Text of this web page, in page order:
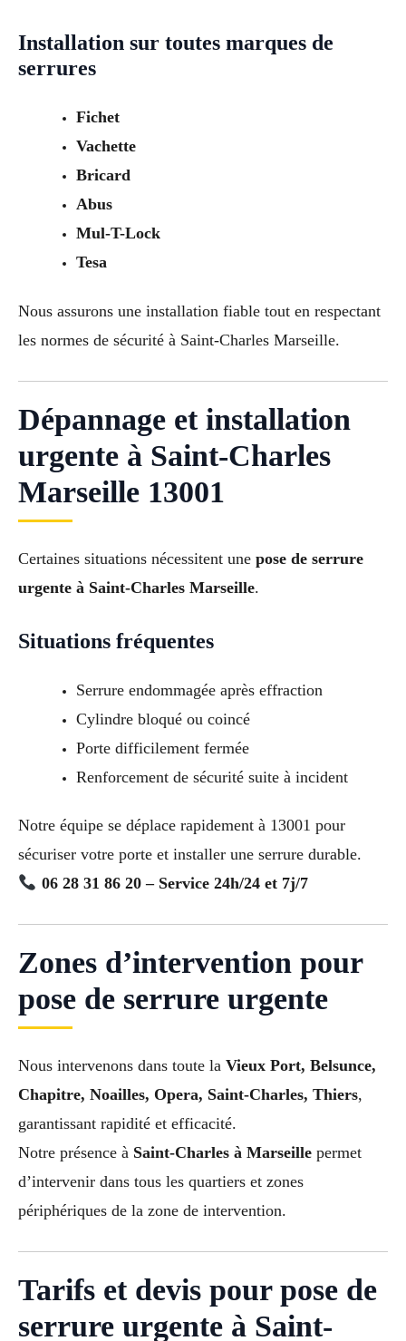
Installation sur toutes marques de
serrures
Fichet
Vachette
Bricard
Abus
Mul-T-Lock
Tesa
Nous assurons une installation fiable tout en respectant
les normes de sécurité à Saint-Charles Marseille.
Dépannage et installation
urgente à Saint-Charles
Marseille 13001
Certaines situations nécessitent une pose de serrure
urgente à Saint-Charles Marseille.
Situations fréquentes
Serrure endommagée après effraction
Cylindre bloqué ou coincé
Porte difficilement fermée
Renforcement de sécurité suite à incident
Notre équipe se déplace rapidement à 13001 pour
sécuriser votre porte et installer une serrure durable.
06 28 31 86 20 – Service 24h/24 et 7j/7
Zones d’intervention pour
pose de serrure urgente
Nous intervenons dans toute la Vieux Port, Belsunce,
Chapitre, Noailles, Opera, Saint-Charles, Thiers,
garantissant rapidité et efficacité.
Notre présence à Saint-Charles à Marseille permet
d’intervenir dans tous les quartiers et zones
périphériques de la zone de intervention.
Tarifs et devis pour pose de
serrure urgente à Saint-